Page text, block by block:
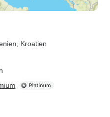
, Kroatien